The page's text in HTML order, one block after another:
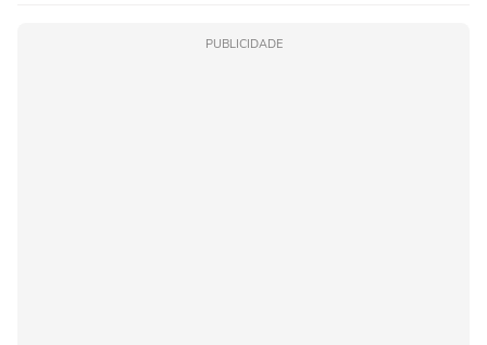
PUBLICIDADE